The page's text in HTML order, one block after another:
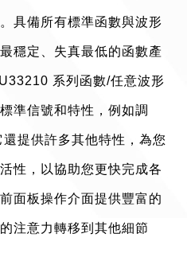
具備所有標準函數與波形
穩定、失真最低的函數產
系列函數/任意波形
準信號和特性，例如調
提供許多其他特性，為您
性，以協助您更快完成各
面板操作介面提供豐富的
注意力轉移到其他細節